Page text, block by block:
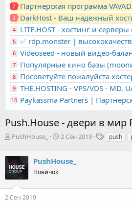
2
3
4
5
6
7
8
9
10 Paykassma Partners |
Push.House - двери в мир
А
о
р
т
е
м
PushHouse_
Д
а
ч
2 Сен 2019
Т push
PushHouse_
Новичок
2 Сен 2019